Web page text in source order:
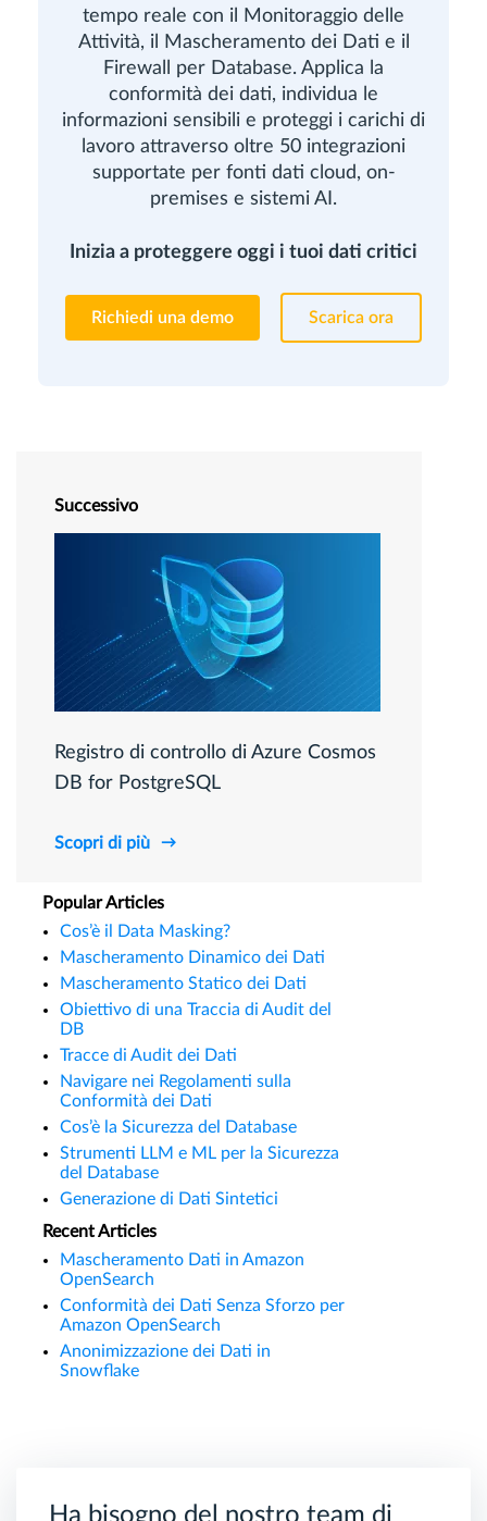
tempo reale con il Monitoraggio delle
Attività, il Mascheramento dei Dati e il
Firewall per Database. Applica la
conformità dei dati, individua le
informazioni sensibili e proteggi i carichi di
lavoro attraverso oltre 50 integrazioni
supportate per fonti dati cloud, on-
premises e sistemi AI.
Inizia a proteggere oggi i tuoi dati critici
Richiedi una demo Scarica ora
Successivo
Registro di controllo di Azure Cosmos
DB for PostgreSQL
Scopri di più
Popular Articles
Cos’è il Data Masking?
Mascheramento Dinamico dei Dati
Mascheramento Statico dei Dati
Obiettivo di una Traccia di Audit del
DB
Tracce di Audit dei Dati
Navigare nei Regolamenti sulla
Conformità dei Dati
Cos’è la Sicurezza del Database
Strumenti LLM e ML per la Sicurezza
del Database
Generazione di Dati Sintetici
Recent Articles
Mascheramento Dati in Amazon
OpenSearch
Conformità dei Dati Senza Sforzo per
Amazon OpenSearch
Anonimizzazione dei Dati in
Snowflake
Ha bisogno del nostro team di